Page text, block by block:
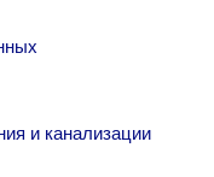
и канализации